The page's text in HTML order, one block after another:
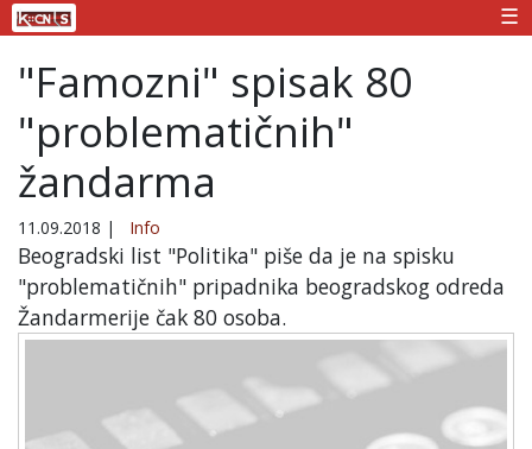
☰
"Famozni" spisak 80
"problematičnih"
žandarma
11.09.2018 | Info
Beogradski list "Politika" piše da je na spisku
"problematičnih" pripadnika beogradskog odreda
Žandarmerije čak 80 osoba.